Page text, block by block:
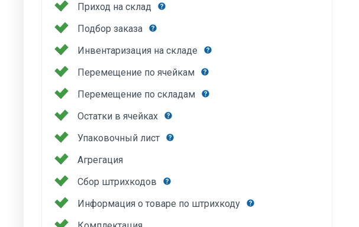
Приход на склад
Подбор заказа
Инвентаризация на складе
Перемещение по ячейкам
Перемещение по складам
Остатки в ячейках
Упаковочный лист
Агрегация
Сбор штрихкодов
Информация о товаре по штрихкоду